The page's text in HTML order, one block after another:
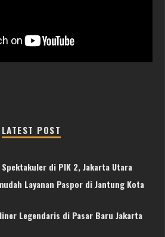
LATEST POST
di PIK 2, Jakarta Utara
Layanan Paspor di Jantung Kota
Legendaris di Pasar Baru Jakarta